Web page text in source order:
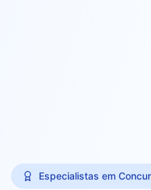
Especialistas em